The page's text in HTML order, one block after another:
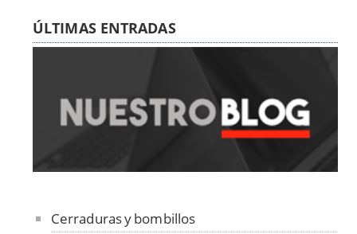
ÚLTIMAS ENTRADAS
Cerraduras y bombillos